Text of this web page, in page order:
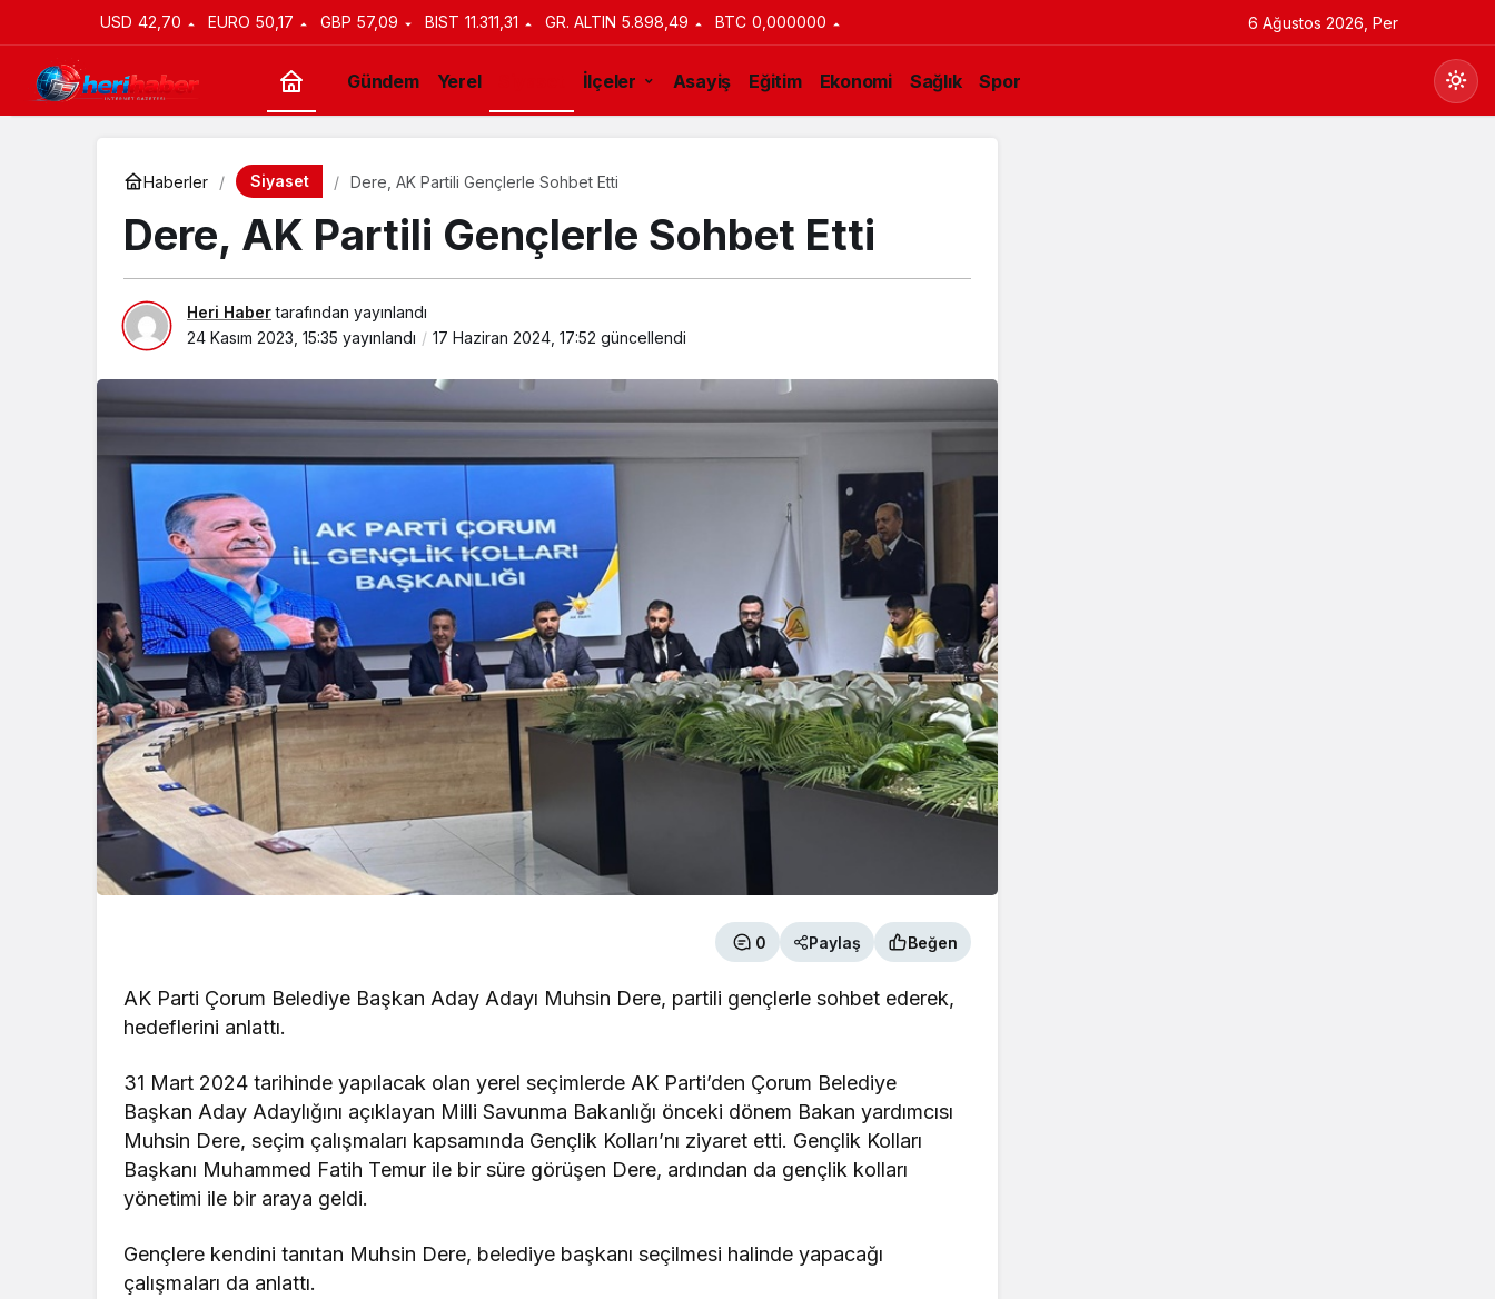
USD 42,70 EURO 50,17 GBP 57,09 BIST 11.311,31 GR. ALTIN 5.898,49 BTC 0,000000 6 Ağustos 2026, Per
Gündem Yerel İlçeler Asayiş Eğitim Ekonomi Sağlık Spor
Haberler Siyaset Dere, AK Partili Gençlerle Sohbet Etti
Dere, AK Partili Gençlerle Sohbet Etti
Heri Habertarafından yayınlandı
24 Kasım 2023, 15:35 yayınlandı 17 Haziran 2024, 17:52 güncellendi
0 Paylaş Beğen
AK Parti Çorum Belediye Başkan Aday Adayı Muhsin Dere, partili gençlerle sohbet ederek,
hedeflerini anlattı.
31 Mart 2024 tarihinde yapılacak olan yerel seçimlerde AK Parti’den Çorum Belediye
Başkan Aday Adaylığını açıklayan Milli Savunma Bakanlığı önceki dönem Bakan yardımcısı
Muhsin Dere, seçim çalışmaları kapsamında Gençlik Kolları’nı ziyaret etti. Gençlik Kolları
Başkanı Muhammed Fatih Temur ile bir süre görüşen Dere, ardından da gençlik kolları
yönetimi ile bir araya geldi.
Gençlere kendini tanıtan Muhsin Dere, belediye başkanı seçilmesi halinde yapacağı
çalışmaları da anlattı.